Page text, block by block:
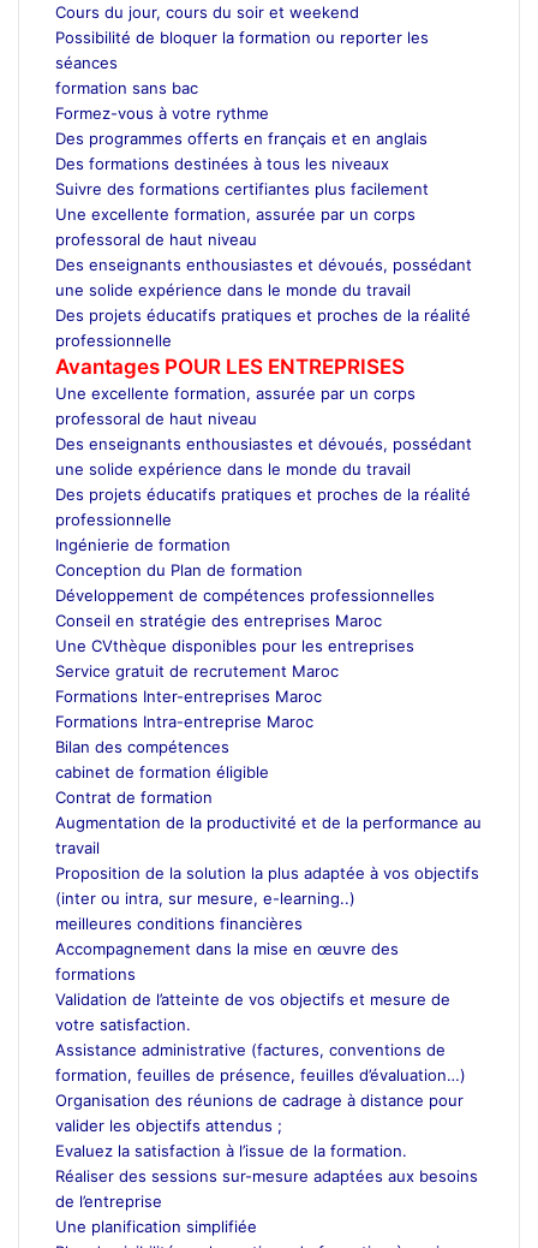
Cours du jour, cours du soir et weekend
Possibilité de bloquer la formation ou reporter les
séances
formation sans bac
Formez-vous à votre rythme
Des programmes offerts en français et en anglais
Des formations destinées à tous les niveaux
Suivre des formations certifiantes plus facilement
Une excellente formation, assurée par un corps
professoral de haut niveau
Des enseignants enthousiastes et dévoués, possédant
une solide expérience dans le monde du travail
Des projets éducatifs pratiques et proches de la réalité
professionnelle
Avantages POUR LES ENTREPRISES
Une excellente formation, assurée par un corps
professoral de haut niveau
Des enseignants enthousiastes et dévoués, possédant
une solide expérience dans le monde du travail
Des projets éducatifs pratiques et proches de la réalité
professionnelle
Ingénierie de formation
Conception du Plan de formation
Développement de compétences professionnelles
Conseil en stratégie des entreprises Maroc
Une CVthèque disponibles pour les entreprises
Service gratuit de recrutement Maroc
Formations Inter-entreprises Maroc
Formations Intra-entreprise Maroc
Bilan des compétences
cabinet de formation éligible
Contrat de formation
Augmentation de la productivité et de la performance au
travail
Proposition de la solution la plus adaptée à vos objectifs
(inter ou intra, sur mesure, e-learning..)
meilleures conditions financières
Accompagnement dans la mise en œuvre des
formations
Validation de l’atteinte de vos objectifs et mesure de
votre satisfaction.
Assistance administrative (factures, conventions de
formation, feuilles de présence, feuilles d’évaluation…)
Organisation des réunions de cadrage à distance pour
valider les objectifs attendus ;
Evaluez la satisfaction à l’issue de la formation.
Réaliser des sessions sur-mesure adaptées aux besoins
de l’entreprise
Une planification simplifiée